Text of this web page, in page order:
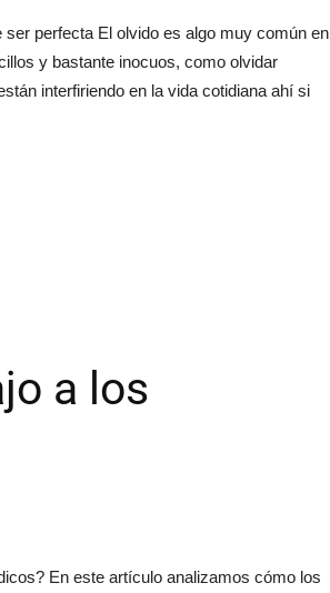
perfecta El olvido es algo muy común en
y bastante inocuos, como olvidar
interfiriendo en la vida cotidiana ahí si
a los
En este artículo analizamos cómo los